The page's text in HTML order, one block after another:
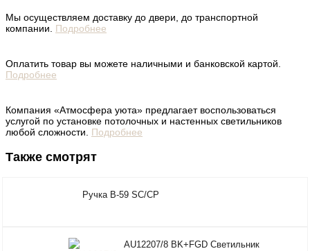
Мы осуществляем доставку до двери, до транспортной
компании. Подробнее
Оплатить товар вы можете наличными и банковской картой.
Подробнее
Компания «Атмосфера уюта» предлагает воспользоваться
услугой по установке потолочных и настенных светильников
любой сложности. Подробнее
Также смотрят
Ручка B-59 SC/CP
AU12207/8 BK+FGD Светильник